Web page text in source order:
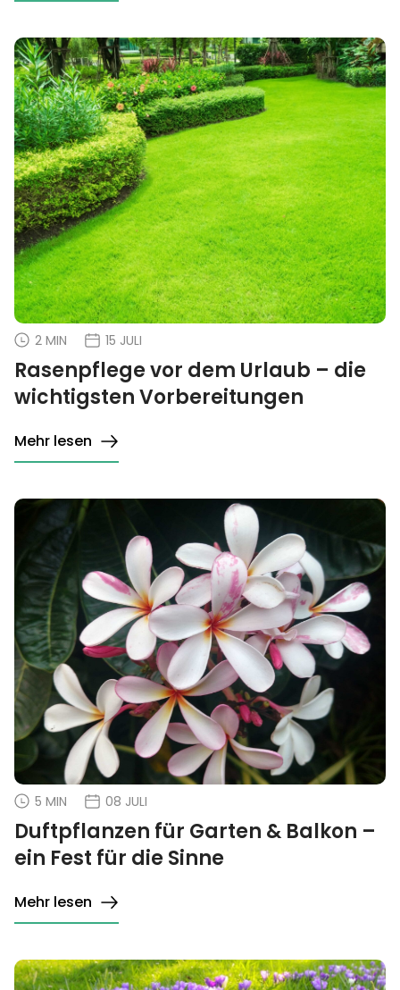
2 MIN 15 JULI
Rasenpflege vor dem Urlaub – die
wichtigsten Vorbereitungen
Mehr lesen
5 MIN 08 JULI
Duftpflanzen für Garten & Balkon –
ein Fest für die Sinne
Mehr lesen